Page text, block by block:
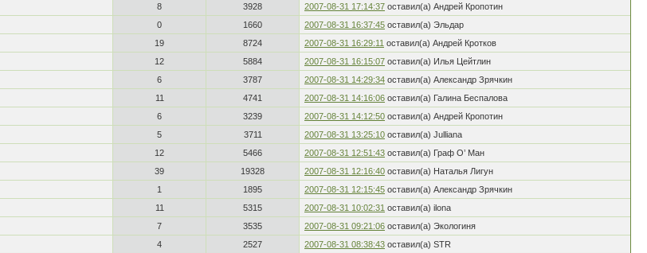
8 3928 2007-08-31 17:14:37 оставил(а) Андрей Кропотин
0 1660 2007-08-31 16:37:45 оставил(а) Эльдар
19 8724 2007-08-31 16:29:11 оставил(а) Андрей Кротков
12 5884 2007-08-31 16:15:07 оставил(а) Илья Цейтлин
6 3787 2007-08-31 14:29:34 оставил(а) Александр Зрячкин
11 4741 2007-08-31 14:16:06 оставил(а) Галина Беспалова
6 3239 2007-08-31 14:12:50 оставил(а) Андрей Кропотин
5 3711 2007-08-31 13:25:10 оставил(а) Julliana
12 5466 2007-08-31 12:51:43 оставил(а) Граф О’ Ман
39 19328 2007-08-31 12:16:40 оставил(а) Наталья Лигун
1 1895 2007-08-31 12:15:45 оставил(а) Александр Зрячкин
11 5315 2007-08-31 10:02:31 оставил(а) ilona
7 3535 2007-08-31 09:21:06 оставил(а) Экологиня
4 2527 2007-08-31 08:38:43 оставил(а) STR